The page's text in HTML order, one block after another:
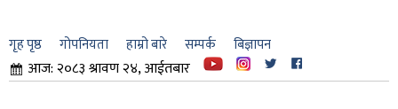
गृह पृष्ठ गोपनियता हाम्रो बारे सम्पर्क बिज्ञापन
आज: २०८३ श्रावण २४, आईतबार